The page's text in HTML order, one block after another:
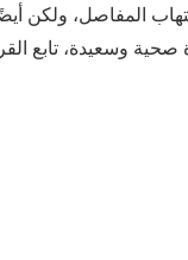
المفاصل،
وسعيدة، تابع